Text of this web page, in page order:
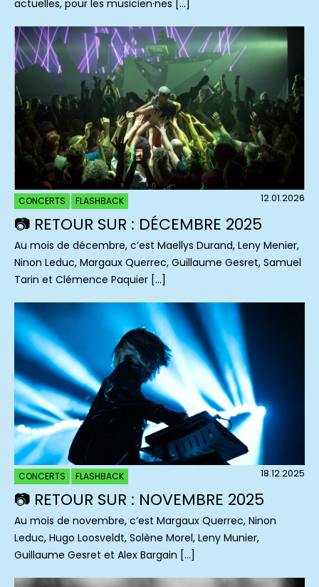
actuelles, pour les musicien·nes […]
CONCERTS FLASHBACK 12.01.2026
📷 RETOUR SUR : DÉCEMBRE 2025
Au mois de décembre, c’est Maellys Durand, Leny Menier,
Ninon Leduc, Margaux Querrec, Guillaume Gesret, Samuel
Tarin et Clémence Paquier […]
CONCERTS FLASHBACK 18.12.2025
📷 RETOUR SUR : NOVEMBRE 2025
Au mois de novembre, c’est Margaux Querrec, Ninon
Leduc, Hugo Loosveldt, Solène Morel, Leny Munier,
Guillaume Gesret et Alex Bargain […]